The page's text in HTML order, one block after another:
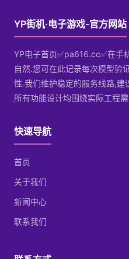
YP街机·电子游戏-官方网站
YP电子首页✅pa616.cc✅在手
自然.您可在此记录每次模型验
性.我们维护稳定的服务线路,建
所有功能设计均围绕实际工程
快速导航
首页
关于我们
新闻中心
联系我们